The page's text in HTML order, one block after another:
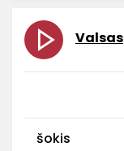
Valsas
šokis